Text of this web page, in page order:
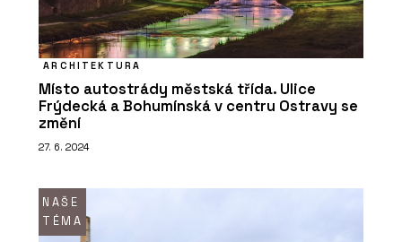
ARCHITEKTURA
Místo autostrády městská třída. Ulice
Frýdecká a Bohumínská v centru Ostravy se
změní
27. 6. 2024
NAŠE
TÉMA